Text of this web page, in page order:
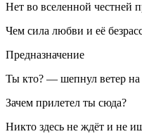
Нет во вселенной честней
Чем сила любви и её
Предназначение
Ты кто? — шепнул ветер
Зачем прилетел ты сюда?
Никто здесь не ждёт и не